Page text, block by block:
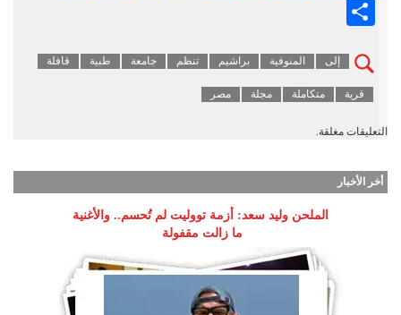
إلى المنوفية براشيم تنظم جامعة طبية قافلة
قرية متكاملة مجلة مصر
التعليقات مغلقة.
أخر الأخبار
الملحن وليد سعد: أزمة تووليت لم تُحسم.. والأغنية
ما زالت مقفولة